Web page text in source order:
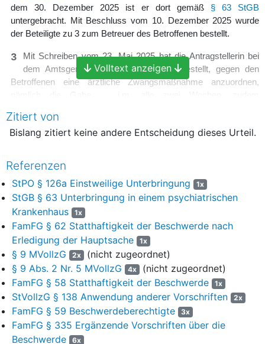
dem 30. Dezember 2025 ist er dort gemäß § 63 StGB
untergebracht. Mit Beschluss vom 10. Dezember 2025 wurde
der Beteiligte zu 3 zum Betreuer des Betroffenen bestellt.
3
Mit Schreiben vom 23. Mai 2025 hat die Antragstellerin bei
dem Amtsgericht Lübeck den Antrag gestellt, gegen den
Betroffenen eine ärztliche Zwangsmaßnahme anzuordnen,
Begründung hat die Antragstellerin ausgeführt: ...
die Strafabteilung gelangt, die die Weiterleitung an die Abteilung 9
verfügt hat. Der Antrag ist dann an das Amtsgericht Oldenburg in
Holstein (im folgenden: Amtsgericht) weitergeleitet worden.
5
Das Amtsgericht hat mit Beschluss vom 4. Juni 2025 die
Einholung eines Gutachtens des Sachverständigen ... zu den
medizinischen Voraussetzungen der Anordnung der
Zwangsmaßnahme angeordnet und den Beschluss dem
Betroffenen zugeleitet und zugleich Gelegenheit gegeben, einen
Verteidiger zu benennen.
6
Mit Beschluss vom 7. Juli 2025 hat das Amtsgericht dem
Betroffenen den Rechtsanwalt ... „als Verteidiger beigeordnet“
und ausgeführt, die „Bestellung eines Verteidigers“ sei „zur
Volltext anzeigen
Zitiert von
Bislang zitiert keine andere Entscheidung dieses Urteil.
Referenzen
StPO § 126a Einstweilige Unterbringung 1x
StGB § 63 Unterbringung in einem psychiatrischen
Krankenhaus
1x
FamFG § 62 Statthaftigkeit der Beschwerde nach
Erledigung der Hauptsache
1x
§ 9 MVollzG 2x (nicht zugeordnet)
§ 9 Abs. 2 Nr. 5 MVollzG
4x (nicht zugeordnet)
FamFG § 58 Statthaftigkeit der Beschwerde
1x
StVollzG § 138 Anwendung anderer Vorschriften 2x
FamFG § 59 Beschwerdeberechtigte 3x
FamFG § 335 Ergänzende Vorschriften über die
Beschwerde
6x